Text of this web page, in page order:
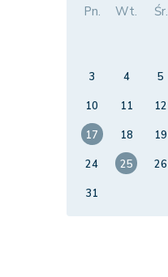
Pn. Wt. Śr.
3
4 5
10
11 12
17
18 19
24
25 26
31